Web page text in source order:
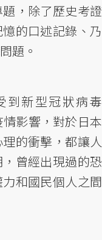
，除了歷史考證
的口述記錄、乃
題。
到新型冠狀病毒
情影響，對於日本
的衝擊，都讓人
曾經出現過的恐
和國民個人之間